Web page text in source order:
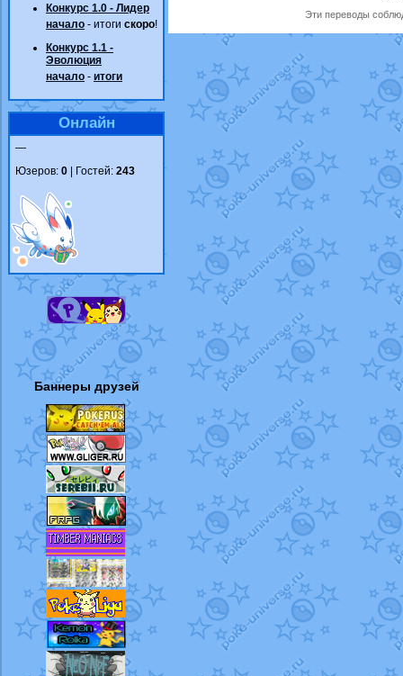
Конкурс 1.0 - Лидер
начало - итоги скоро!
Конкурс 1.1 -
Эволюция
начало - итоги
Онлайн
—
Юзеров: 0 | Гостей: 243
Баннеры друзей
Эти переводы